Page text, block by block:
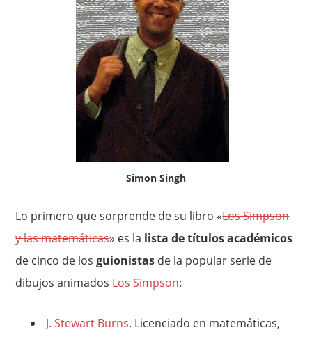
Simon Singh
Lo primero que sorprende de su libro «Los Simpson
y las matemáticas» es la lista de títulos académicos
de cinco de losguionistas de la popular serie de
dibujos animados Los Simpson:
J. Stewart Burns. Licenciado en matemáticas,